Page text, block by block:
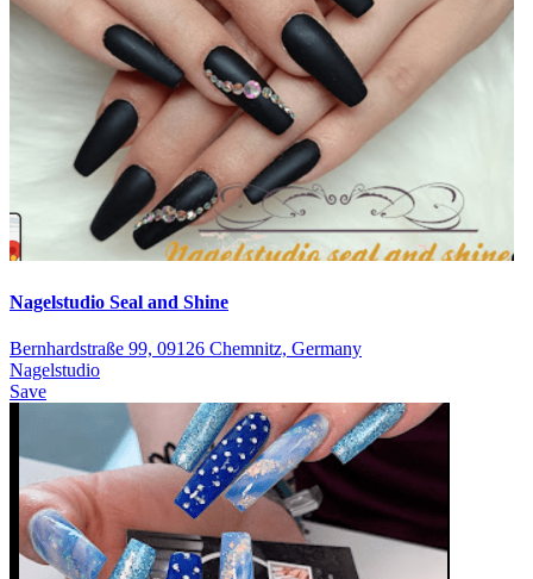
Nagelstudio Seal and Shine
Bernhardstraße 99, 09126 Chemnitz, Germany
Nagelstudio
Save